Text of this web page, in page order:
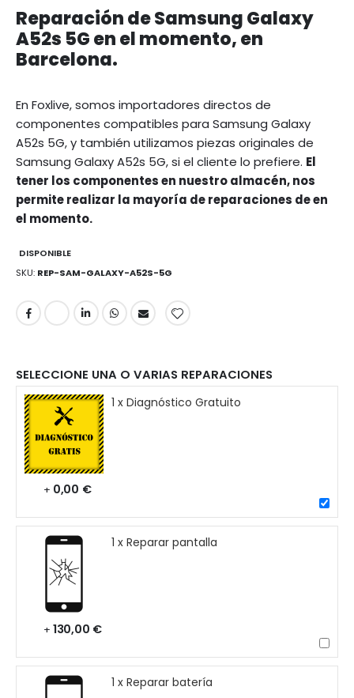
Reparación de Samsung Galaxy
A52s 5G en el momento, en
Barcelona.
En Foxlive, somos importadores directos de
componentes compatibles para Samsung Galaxy
A52s 5G, y también utilizamos piezas originales de
Samsung Galaxy A52s 5G, si el cliente lo prefiere. El
tener los componentes en nuestro almacén, nos
permite realizar la mayoría de reparaciones de en
el momento.
DISPONIBLE
SKU REP-SAM-GALAXY-A52S-5G
SELECCIONE UNA O VARIAS REPARACIONES
1 x Diagnóstico Gratuito
+ 0,00 €
1 x Reparar pantalla
+ 130,00 €
1 x Reparar batería